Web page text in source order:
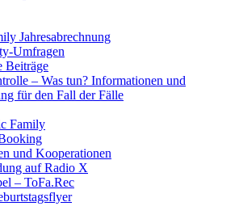
Jahresabrechnung
Umfragen
Beiträge
– Was tun? Informationen und
für den Fall der Fälle
Family
und Kooperationen
auf Radio X
– ToFa.Rec